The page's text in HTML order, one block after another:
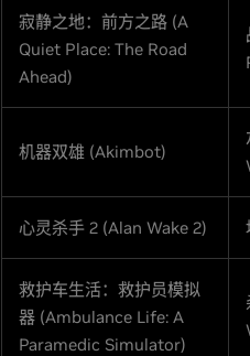
寂静之地：前方之路 (A
Quiet Place: The Road
Ahead)
机器双雄 (Akimbot)
心灵杀手 2 (Alan Wake 2)
救护车生活：救护员模拟
器 (Ambulance Life: A
Paramedic Simulator)